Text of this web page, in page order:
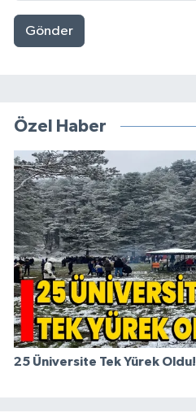
Gönder
Özel Haber
25 Üniversite Tek Yürek Oldu!